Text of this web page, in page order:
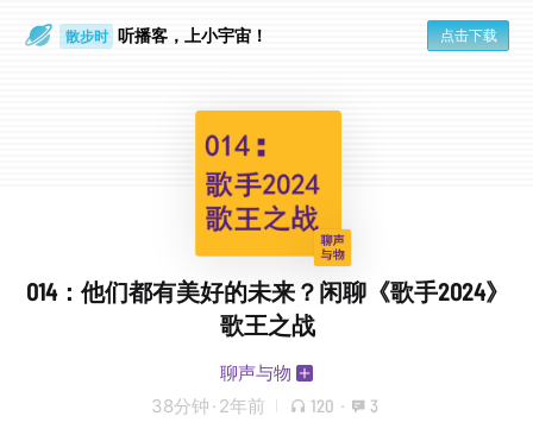
散步时 听播客，上小宇宙！ 点击下载
014：他们都有美好的未来？闲聊《歌手2024》
歌王之战
聊声与物
38分钟 · 2年前 120 · 3